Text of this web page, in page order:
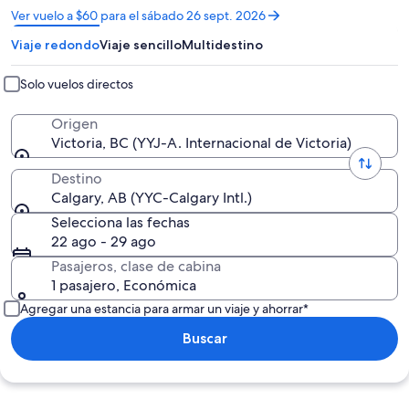
Ver vuelo a $60 para el sábado 26 sept. 2026
Se
abrirá
en
una
nueva
ventana
Viaje redondoViaje sencilloMultidestino
Solo vuelos directos
Origen
Victoria, BC (YYJ-A. Internacional de Victoria)
Destino
Calgary, AB (YYC-Calgary Intl.)
Selecciona las fechas
22 ago - 29 ago
Pasajeros, clase de cabina
1 pasajero, Económica
Agregar una estancia para armar un viaje y ahorrar*
Buscar